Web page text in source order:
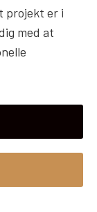
projekt er i
med at